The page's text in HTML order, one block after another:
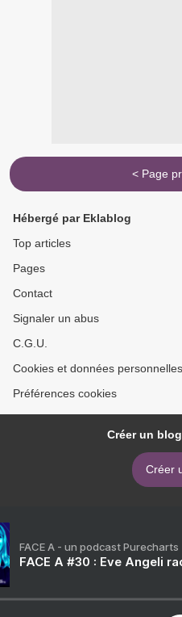
< Page
Hébergé par Eklablog
Top articles
Pages
Contact
Signaler un abus
C.G.U.
Cookies et données personnelles
Préférences cookies
Créer un
Créer
FACE A - un podcast Purecharts
FACE A #30 : Eve Angeli